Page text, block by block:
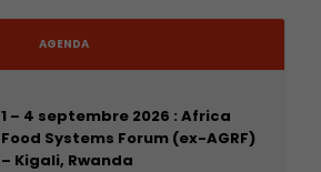
AGENDA
1 – 4 septembre 2026 : Africa
Food Systems Forum (ex-AGRF)
– Kigali, Rwanda